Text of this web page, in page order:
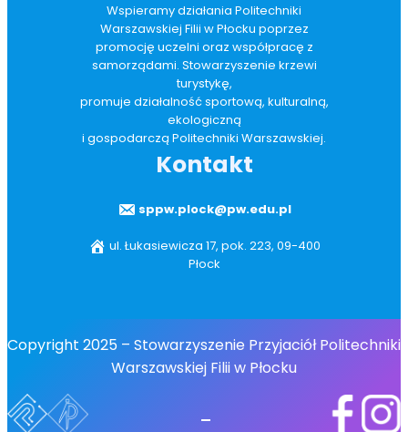
Wspieramy działania Politechniki
Warszawskiej Filii w Płocku poprzez
promocję uczelni oraz współpracę z
samorządami. Stowarzyszenie krzewi
turystykę,
promuje działalność sportową, kulturalną,
ekologiczną
i gospodarczą Politechniki Warszawskiej.
Kontakt
sppw.plock@pw.edu.pl
ul. Łukasiewicza 17, pok. 223, 09-400
Płock
Copyright 2025 – Stowarzyszenie Przyjaciół Politechniki
Warszawskiej Filii w Płocku